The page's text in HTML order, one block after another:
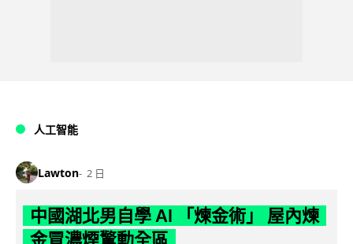
人工智能
Lawton 2 日
中國湖北男自學 AI 「煉金術」 屋內煉
金冒濃煙驚動全區